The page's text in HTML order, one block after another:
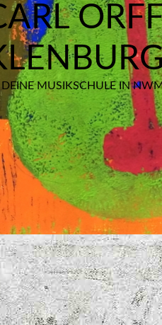
DEINE MUSIKSCHULE IN NWM